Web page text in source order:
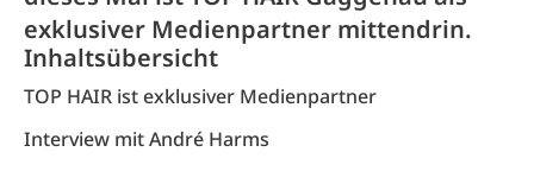
exklusiver Medienpartner mittendrin.
Inhaltsübersicht
TOP HAIR ist exklusiver Medienpartner
Interview mit André Harms